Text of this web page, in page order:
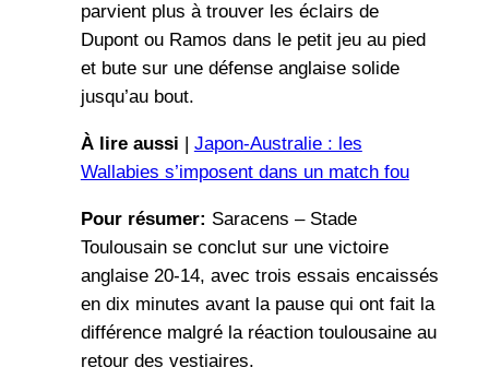
parvient plus à trouver les éclairs de
Dupont ou Ramos dans le petit jeu au pied
et bute sur une défense anglaise solide
jusqu’au bout.
À lire aussi
Japon-Australie : les
Wallabies s’imposent dans un match fou
Pour résumer: Saracens – Stade
Toulousain se conclut sur une victoire
anglaise 20-14, avec trois essais encaissés
en dix minutes avant la pause qui ont fait la
différence malgré la réaction toulousaine au
retour des vestiaires.